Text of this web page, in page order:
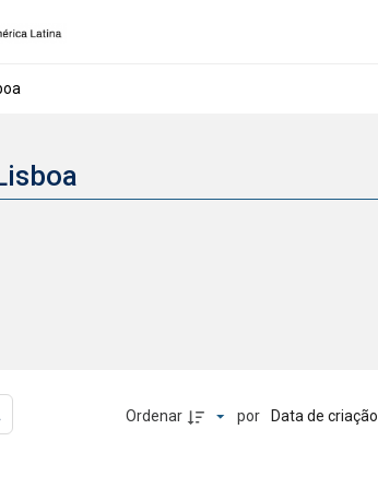
e visualização
Ordenar por Data de criação